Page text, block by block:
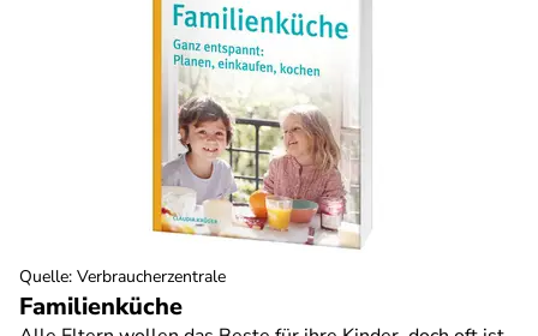
Familienküche
Quelle: Verbraucherzentrale